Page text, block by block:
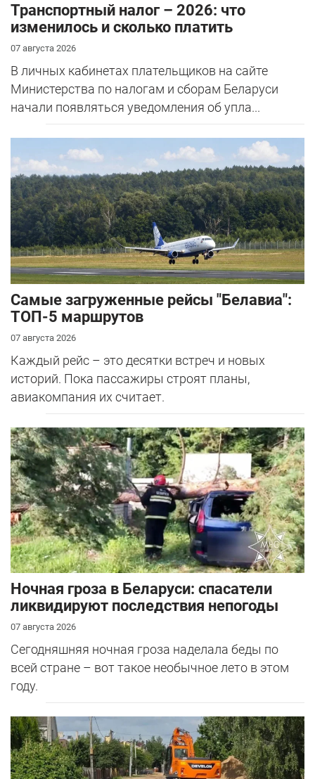
Транспортный налог – 2026: что
изменилось и сколько платить
07 августа 2026
В личных кабинетах плательщиков на сайте
Министерства по налогам и сборам Беларуси
начали появляться уведомления об упла...
Самые загруженные рейсы "Белавиа":
ТОП-5 маршрутов
07 августа 2026
Каждый рейс – это десятки встреч и новых
историй. Пока пассажиры строят планы,
авиакомпания их считает.
Ночная гроза в Беларуси: спасатели
ликвидируют последствия непогоды
07 августа 2026
Сегодняшняя ночная гроза наделала беды по
всей стране – вот такое необычное лето в этом
году.